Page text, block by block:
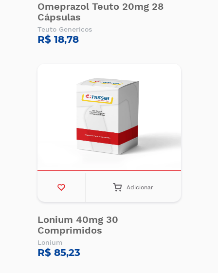
Omeprazol Teuto 20mg 28
Cápsulas
Teuto Genericos
R$ 18,78
Adicionar
Lonium 40mg 30
Comprimidos
Lonium
R$ 85,23